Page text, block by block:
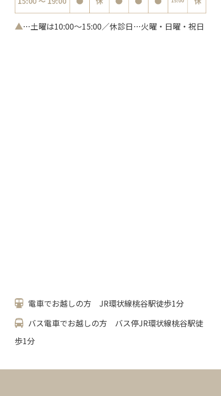
▲…土曜は10:00～15:00／休診日…火曜・日曜・祝日
電車でお越しの方 JR環状線桃谷駅徒歩1分
バス電車でお越しの方 バス停JR環状線桃谷駅徒
歩1分